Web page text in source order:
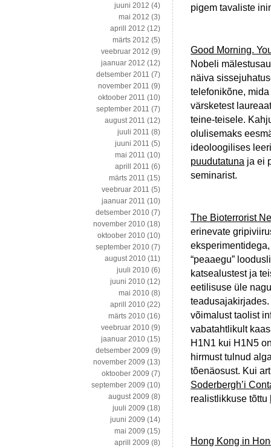
pigem tavaliste
Good Morning.
Nobeli
näiva
telefonikõne,
värsketest
teine-teisele.
olulisemaks
ideoloogilises
puudutatuna ja ei
seminarist.
The Bioterrorist
erinevate
“peaaegu”
katsealustest ja
eetilisuse üle
võimalust taolist
vabatahtlikult
H1N1 kui H1N5
hirmust tulnud
tõenäosust. Kui
Soderbergh’i
realistlikkuse tõttu
Hong Kong in
juuni 2012 (4)
mai 2012 (3)
aprill 2012 (12)
märts 2012 (5)
veebruar 2012 (9)
jaanuar 2012 (12)
detsember 2011 (7)
november 2011 (9)
oktoober 2011 (10)
september 2011 (7)
august 2011 (12)
juuli 2011 (8)
juuni 2011 (5)
mai 2011 (10)
aprill 2011 (6)
märts 2011 (15)
veebruar 2011 (5)
jaanuar 2011 (10)
detsember 2010 (7)
november 2010 (18)
oktoober 2010 (10)
september 2010 (7)
august 2010 (11)
juuli 2010 (6)
juuni 2010 (12)
mai 2010 (8)
aprill 2010 (22)
märts 2010 (16)
veebruar 2010 (9)
jaanuar 2010 (15)
detsember 2009 (9)
november 2009 (13)
oktoober 2009 (7)
september 2009 (10)
august 2009 (8)
juuli 2009 (18)
juuni 2009 (14)
mai 2009 (15)
aprill 2009 (8)